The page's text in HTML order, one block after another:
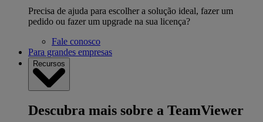
Precisa de ajuda para escolher a solução ideal, fazer um
pedido ou fazer um upgrade na sua licença?
Fale conosco
Para grandes empresas
Recursos
Descubra mais sobre a TeamViewer